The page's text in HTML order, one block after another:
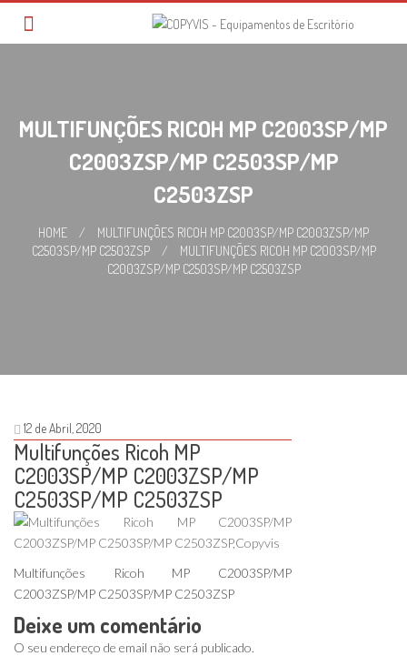
MULTIFUNÇÕES RICOH MP C2003SP/MP
C2003ZSP/MP C2503SP/MP
C2503ZSP
HOME /
MULTIFUNÇÕES RICOH MP C2003SP/MP C2003ZSP/MP
C2503SP/MP C2503ZSP
/
MULTIFUNÇÕES RICOH MP C2003SP/MP
C2003ZSP/MP C2503SP/MP C2503ZSP
12 de Abril, 2020
Multifunções Ricoh MP
C2003SP/MP C2003ZSP/MP
C2503SP/MP C2503ZSP
Multifunções Ricoh MP C2003SP/MP
C2003ZSP/MP C2503SP/MP C2503ZSP
Deixe um comentário
O seu endereço de email não será publicado.